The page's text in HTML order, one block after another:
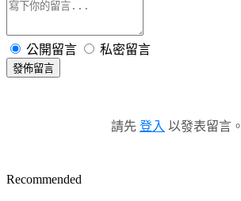
公開留言 私密留言
發佈留言
請先 登入 以發表留言。
Recommended